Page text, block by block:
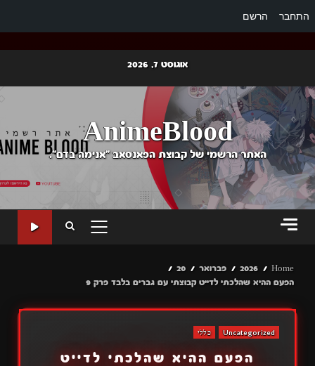
התחבר הרשם
content
אוגוסט 7, 2026
AnimeBlood
האתר הרשמי של קבוצת הפאנסאב "אנימה בדם".
PRIMARY
Home
2026 פברואר
20
הפעם ההיא שהלכתי לדייט קבוצתי עם גברים בלבד פרק 9
Uncategorized כללי
הפעם ההיא שהלכתי לדייט